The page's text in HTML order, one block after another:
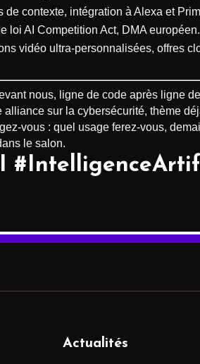
contexte, intégration à Alexa et
loi AI Competition Act, DMA européen.
vidéo ultra-personnalisées, offres
nous, ligne de code après ligne
sur la cybersécurité, thème
vous : quel usage ferez-vous,
le salon.
Actualités